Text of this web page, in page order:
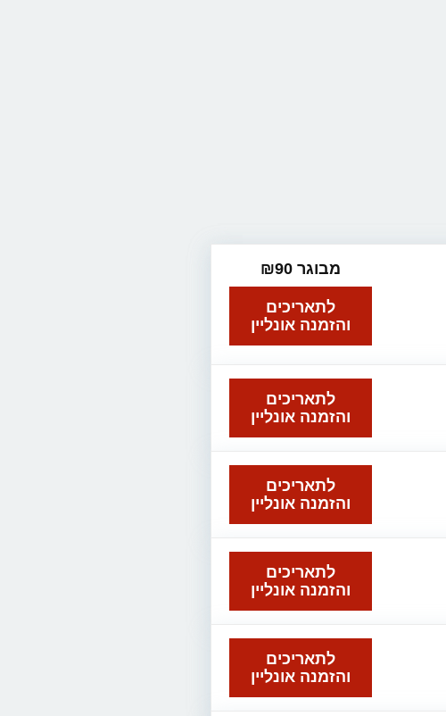
מבוגר ₪90
לתאריכים
והזמנה אונליין
לתאריכים
והזמנה אונליין
לתאריכים
והזמנה אונליין
לתאריכים
והזמנה אונליין
לתאריכים
והזמנה אונליין